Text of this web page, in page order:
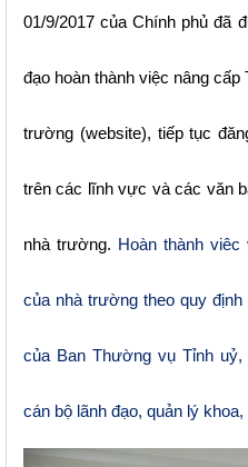
01/9/2017 của Chính phủ đã
đạo hoàn thành việc nâng
trường (website), tiếp tục
trên các lĩnh vực và các văn
nhà trường. Hoàn thành
của nhà trường theo quy
của Ban Thường vụ Tỉnh
cán bộ lãnh đạo, quản lý khoa,